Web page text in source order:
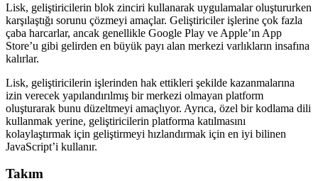
Lisk, geliştiricilerin blok zinciri kullanarak uygulamalar oluştururken
karşılaştığı sorunu çözmeyi amaçlar. Geliştiriciler işlerine çok fazla
çaba harcarlar, ancak genellikle Google Play ve Apple’ın App
Store’u gibi gelirden en büyük payı alan merkezi varlıkların insafına
kalırlar.
Lisk, geliştiricilerin işlerinden hak ettikleri şekilde kazanmalarına
izin verecek yapılandırılmış bir merkezi olmayan platform
oluşturarak bunu düzeltmeyi amaçlıyor. Ayrıca, özel bir kodlama dili
kullanmak yerine, geliştiricilerin platforma katılmasını
kolaylaştırmak için geliştirmeyi hızlandırmak için en iyi bilinen
JavaScript’i kullanır.
Takım